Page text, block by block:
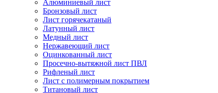
Алюминиевый лист
Бронзовый лист
Лист горячекатаный
Латунный лист
Медный лист
Нержавеющий лист
Оцинкованный лист
Просечно-вытяжной лист ПВЛ
Рифленый лист
Лист с полимерным покрытием
Титановый лист